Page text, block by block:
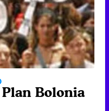
Bolonia